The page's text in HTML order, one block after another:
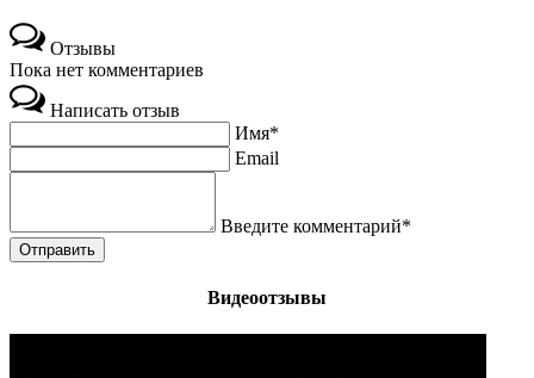
Отзывы
Пока нет комментариев
Написать отзыв
Имя*
Email
Введите комментарий*
Видеоотзывы